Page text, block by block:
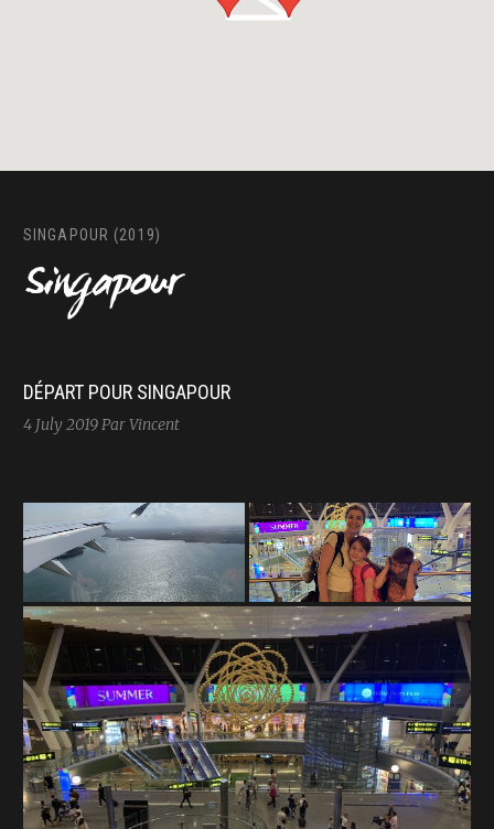
SINGAPOUR (2019)
Singapour
DÉPART POUR SINGAPOUR
4 July 2019Par Vincent